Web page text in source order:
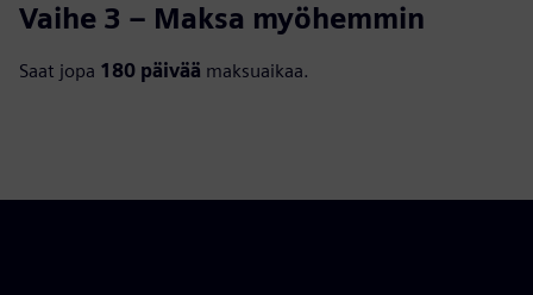
Vaihe 3 – Maksa myöhemmin
Saat jopa 180 päivää maksuaikaa.